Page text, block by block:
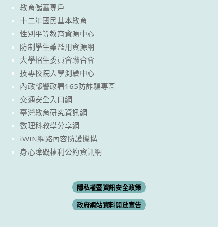
教育儲蓄專戶
十二年國民基本教育
性別平等教育資源中心
防制學生藥濫用資源網
大學招生委員會聯合會
技專校院入學測驗中心
內政部警政署165防詐騙專區
交通安全入口網
臺灣教育研究資訊網
數理科教學分享網
iWIN網路內容防護機構
身心障礙權利公約資訊網
隱私權暨資訊安全政策
政府網站資料開放宣告